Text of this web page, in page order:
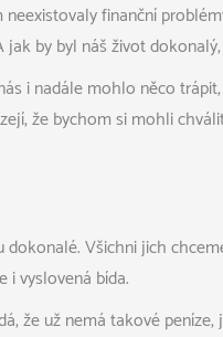
finanční
by byl náš život
i nadále mohlo něco
že bychom si mohli
Všichni jich
i vyslovená bída.
že už nemá takové